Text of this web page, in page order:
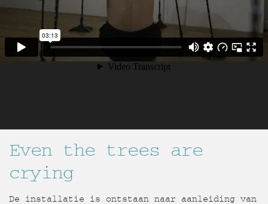
Even the trees are
crying
De installatie is ontstaan naar aanleiding van